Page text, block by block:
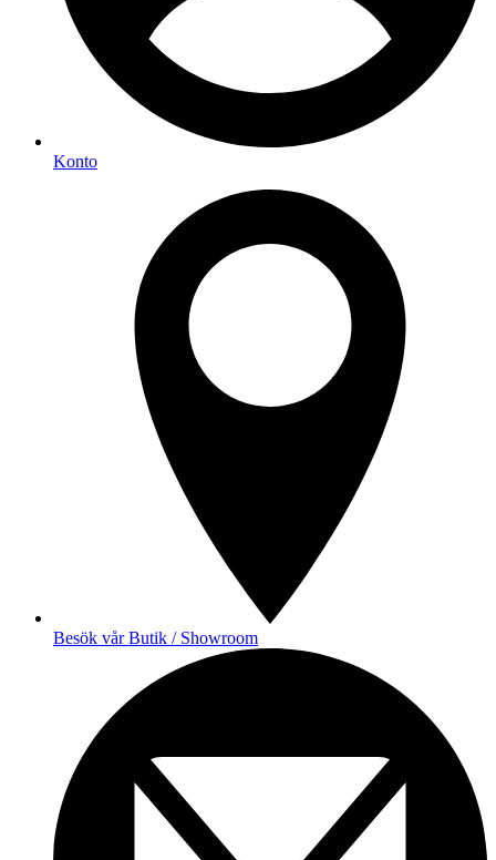
Konto
Besök vår Butik / Showroom